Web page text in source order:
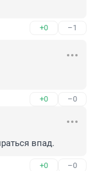
+0 –1
+0 –0
впад.
+0 –0